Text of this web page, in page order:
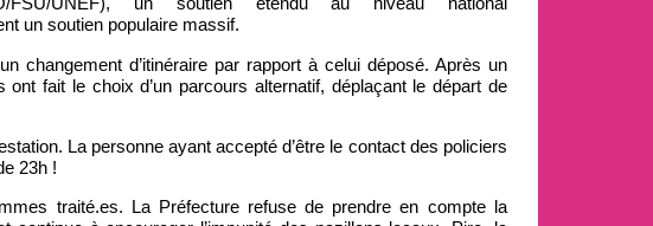
un soutien populaire massif.
changement d’itinéraire par rapport à celui déposé. Après un
fait le choix d’un parcours alternatif, déplaçant le départ de
La personne ayant accepté d’être le contact des policiers
23h !
traité.es. La Préfecture refuse de prendre en compte la